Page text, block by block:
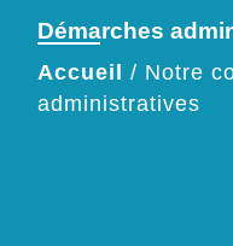
Démarches
Accueil / Notre
administratives